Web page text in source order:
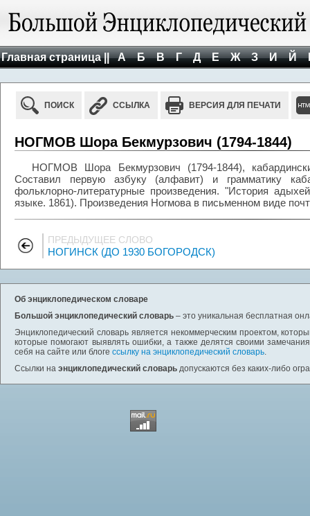
Главная страница || А Б В Г Д Е Ж З И Й
ПОИСК ССЫЛКА ВЕРСИЯ ДЛЯ ПЕЧАТИ
НОГМОВ Шора Бекмурзович (1794-1844)
НОГМОВ Шора Бекмурзович (1794-1844),
Составил первую азбуку (алфавит) и грамматику
фольклорно-литературные произведения. "История
языке. 1861). Произведения Ногмова в письменном виде
ПРЕДЫДУЩЕЕ СЛОВО
НОГИНСК (ДО 1930 БОГОРОДСК)
Об энциклопедическом словаре
Большой энциклопедический словарь – это уникальная бесплатная
Энциклопедический словарь является некоммерческим проектом,
которые помогают выявлять ошибки, а также делятся своими
себя на сайте или блоге ссылку на энциклопедический словарь.
Ссылки на энциклопедический словарь допускаются без каких-либо